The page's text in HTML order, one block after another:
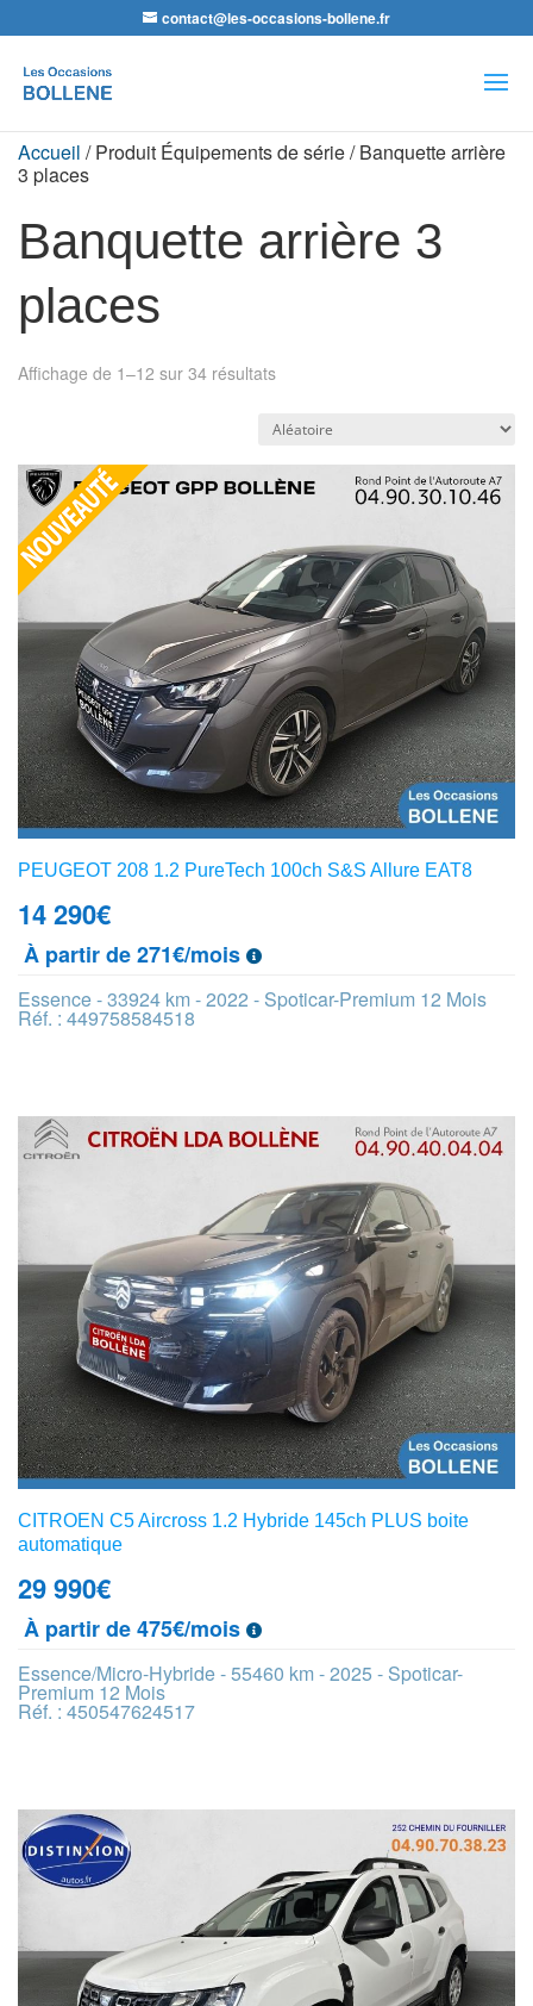
contact@les-occasions-bollene.fr
de
produits
Accueil / Produit Équipements de série / Banquette arrière
3 places
Banquette arrière 3
places
Affichage de 1–12 sur 34 résultats
PEUGEOT 208 1.2 PureTech 100ch S&S Allure EAT8
14 290€
À partir de 271€/mois
Essence - 33924 km - 2022 - Spoticar-Premium 12 Mois
Réf. : 449758584518
CITROEN C5 Aircross 1.2 Hybride 145ch PLUS boite
automatique
29 990€
À partir de 475€/mois
Essence/Micro-Hybride - 55460 km - 2025 - Spoticar-
Premium 12 Mois
Réf. : 450547624517